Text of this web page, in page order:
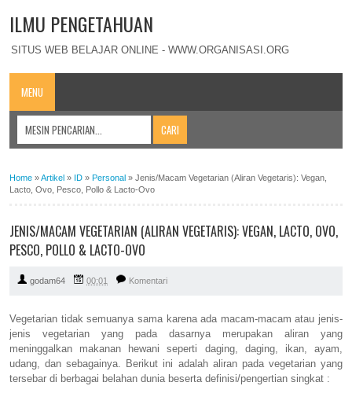
ILMU PENGETAHUAN
SITUS WEB BELAJAR ONLINE - WWW.ORGANISASI.ORG
MENU
Home »Artikel » ID » Personal » Jenis/Macam Vegetarian (Aliran Vegetaris): Vegan,
Lacto, Ovo, Pesco, Pollo & Lacto-Ovo
JENIS/MACAM VEGETARIAN (ALIRAN VEGETARIS): VEGAN, LACTO, OVO,
PESCO, POLLO & LACTO-OVO
godam64 00:01 Komentari
Vegetarian tidak semuanya sama karena ada macam-macam atau jenis-
jenis vegetarian yang pada dasarnya merupakan aliran yang
meninggalkan makanan hewani seperti daging, daging, ikan, ayam,
udang, dan sebagainya. Berikut ini adalah aliran pada vegetarian yang
tersebar di berbagai belahan dunia beserta definisi/pengertian singkat :